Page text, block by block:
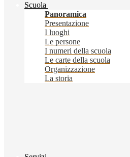
Scuola
Panoramica
Presentazione
I luoghi
Le persone
I numeri della scuola
Le carte della scuola
Organizzazione
La storia